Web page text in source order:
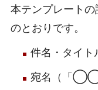
本テンプレート
のとおりです。
件名・タイト
宛名（「